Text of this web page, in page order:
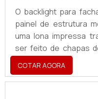
O backlight para
painel de estrutura
uma lona impressa
ser feito de chapas
aÃ§o inox ou aÃ§o
nio. As fachadas de
oferecem um
COTAR AGORA